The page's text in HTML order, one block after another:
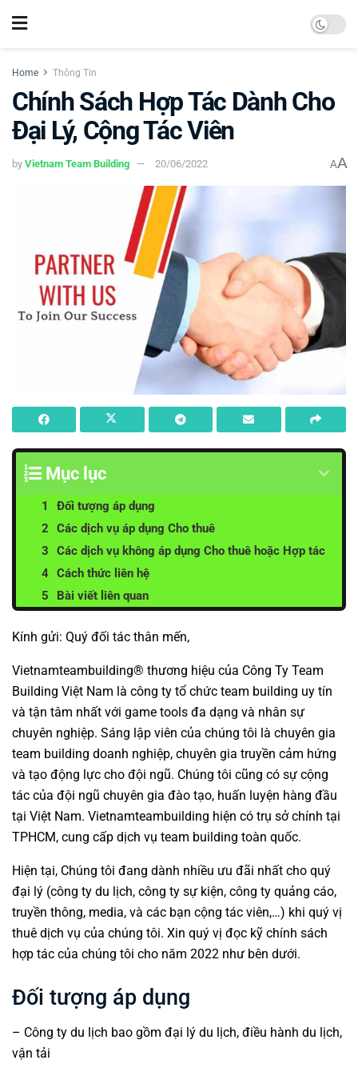
Home Thông Tin
Chính Sách Hợp Tác Dành Cho
Đại Lý, Cộng Tác Viên
by Vietnam Team Building 20/06/2022 AA
Mục lục
Đối tượng áp dụng
Các dịch vụ áp dụng Cho thuê
Các dịch vụ không áp dụng Cho thuê hoặc Hợp tác
Cách thức liên hệ
Bài viết liên quan
Kính gửi: Quý đối tác thân mến,
Vietnamteambuilding® thương hiệu của Công Ty Team
Building Việt Nam là công ty tổ chức team building uy tín
và tận tâm nhất với game tools đa dạng và nhân sự
chuyên nghiệp. Sáng lập viên của chúng tôi là chuyên gia
team building doanh nghiệp, chuyên gia truyền cảm hứng
và tạo động lực cho đội ngũ. Chúng tôi cũng có sự cộng
tác của đội ngũ chuyên gia đào tạo, huấn luyện hàng đầu
tại Việt Nam. Vietnamteambuilding hiện có trụ sở chính tại
TPHCM, cung cấp dịch vụ team building toàn quốc.
Hiện tại, Chúng tôi đang dành nhiều ưu đãi nhất cho quý
đại lý (công ty du lịch, công ty sự kiện, công ty quảng cáo,
truyền thông, media, và các bạn cộng tác viên,…) khi quý vị
thuê dịch vụ của chúng tôi. Xin quý vị đọc kỹ chính sách
hợp tác của chúng tôi cho năm 2022 như bên dưới.
Đối tượng áp dụng
– Công ty du lịch bao gồm đại lý du lịch, điều hành du lịch,
vận tải